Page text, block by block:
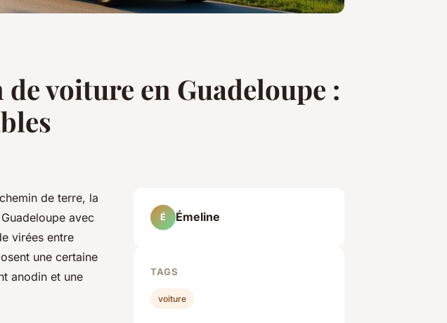
voiture en Guadeloupe :
de terre, la
avec
virées entre
une certaine
anodin et une
É Émeline
TAGS
voiture